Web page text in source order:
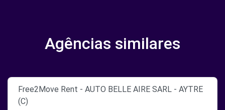
Agências similares
Free2Move Rent - AUTO BELLE AIRE SARL - AYTRE
(C)